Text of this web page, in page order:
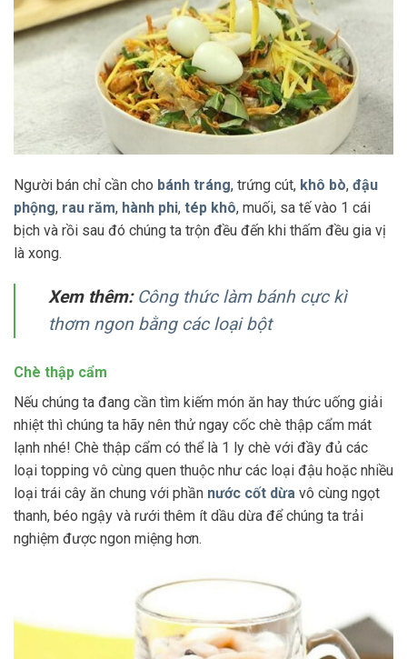
Người bán chỉ cần cho bánh tráng, trứng cút, khô bò, đậu
phộng, rau răm, hành phi, tép khô, muối, sa tế vào 1 cái
bịch và rồi sau đó chúng ta trộn đều đến khi thấm đều gia vị
là xong.
Xem thêm: Công thức làm bánh cực kì
thơm ngon bằng các loại bột
Chè thập cẩm
Nếu chúng ta đang cần tìm kiếm món ăn hay thức uống giải
nhiệt thì chúng ta hãy nên thử ngay cốc chè thập cẩm mát
lạnh nhé! Chè thập cẩm có thể là 1 ly chè với đầy đủ các
loại topping vô cùng quen thuộc như các loại đậu hoặc nhiều
loại trái cây ăn chung với phần nước cốt dừa vô cùng ngọt
thanh, béo ngậy và rưới thêm ít dầu dừa để chúng ta trải
nghiệm được ngon miệng hơn.